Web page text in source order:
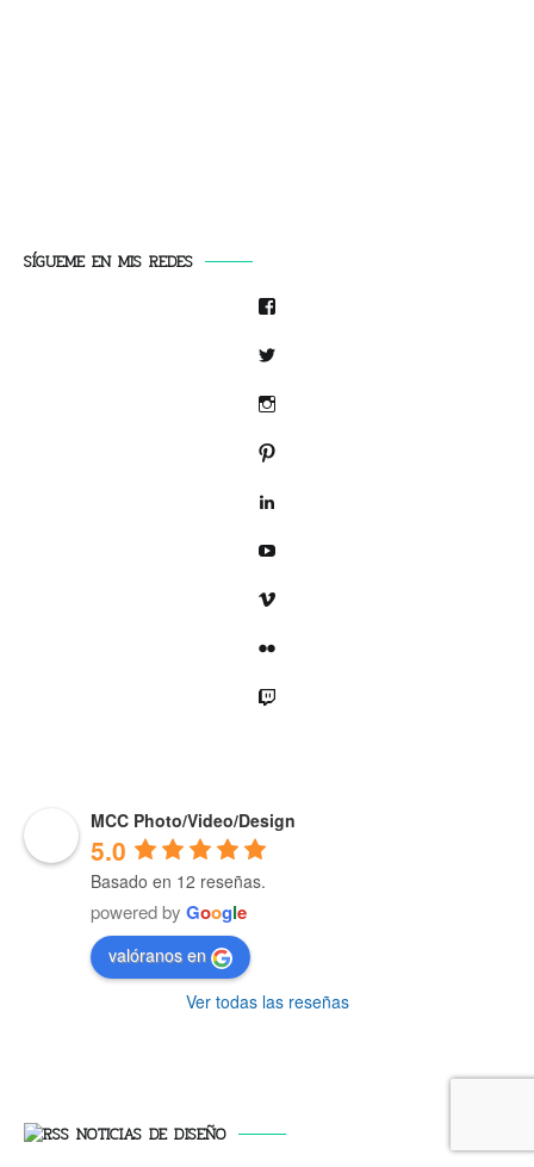
SÍGUEME EN MIS REDES
MCC Photo/Video/Design
5.0
Basado en 12 reseñas.
powered by Google
valóranos en
Ver todas las reseñas
NOTICIAS DE DISEÑO